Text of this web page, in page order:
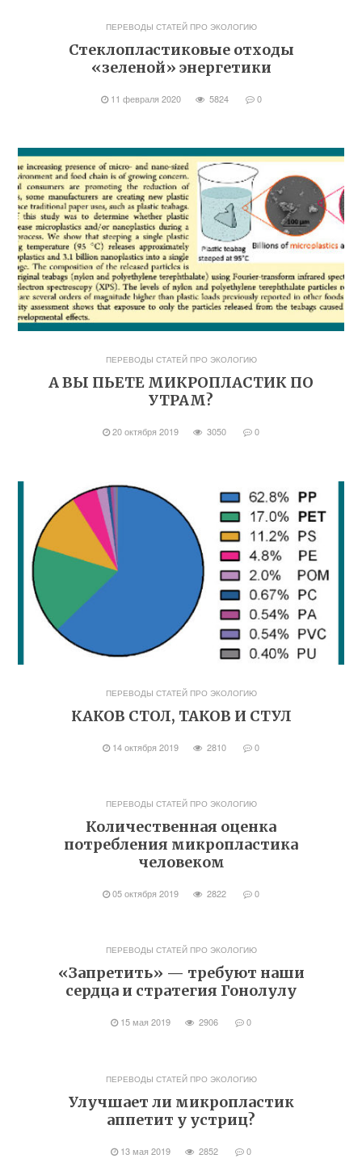
ПЕРЕВОДЫ СТАТЕЙ ПРО ЭКОЛОГИЮ
Стеклопластиковые отходы
«зеленой» энергетики
11 февраля 2020 5824 0
ПЕРЕВОДЫ СТАТЕЙ ПРО ЭКОЛОГИЮ
А ВЫ ПЬЕТЕ МИКРОПЛАСТИК ПО
УТРАМ?
20 октября 2019 3050 0
ПЕРЕВОДЫ СТАТЕЙ ПРО ЭКОЛОГИЮ
КАКОВ СТОЛ, ТАКОВ И СТУЛ
14 октября 2019 2810 0
ПЕРЕВОДЫ СТАТЕЙ ПРО ЭКОЛОГИЮ
Количественная оценка
потребления микропластика
человеком
05 октября 2019 2822 0
ПЕРЕВОДЫ СТАТЕЙ ПРО ЭКОЛОГИЮ
«Запретить» — требуют наши
сердца и стратегия Гонолулу
15 мая 2019 2906 0
ПЕРЕВОДЫ СТАТЕЙ ПРО ЭКОЛОГИЮ
Улучшает ли микропластик
аппетит у устриц?
13 мая 2019 2852 0